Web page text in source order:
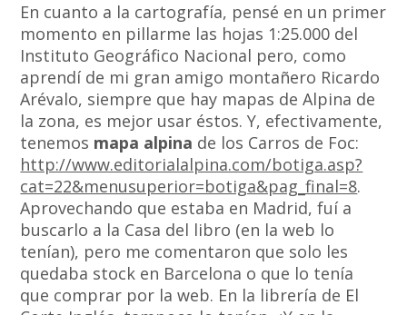
En cuanto a la cartografía, pensé en un primer
momento en pillarme las hojas 1:25.000 del
Instituto Geográfico Nacional pero, como
aprendí de mi gran amigo montañero Ricardo
Arévalo, siempre que hay mapas de Alpina de
la zona, es mejor usar éstos. Y, efectivamente,
tenemos mapa alpina de los Carros de Foc:
http://www.editorialalpina.com/botiga.asp?
cat=22&menusuperior=botiga&pag_final=8.
Aprovechando que estaba en Madrid, fuí a
buscarlo a la Casa del libro (en la web lo
tenían), pero me comentaron que solo les
quedaba stock en Barcelona o que lo tenía
que comprar por la web. En la librería de El